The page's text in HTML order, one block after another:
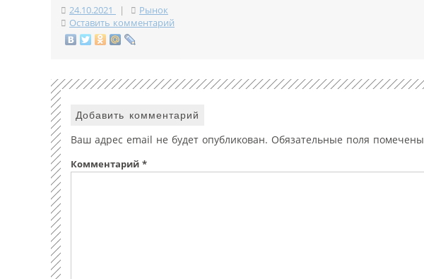
24.10.2021 |
Рынок
Оставить комментарий
Добавить комментарий
Ваш адрес email не будет опубликован. Обязательные поля помечены
Комментарий *